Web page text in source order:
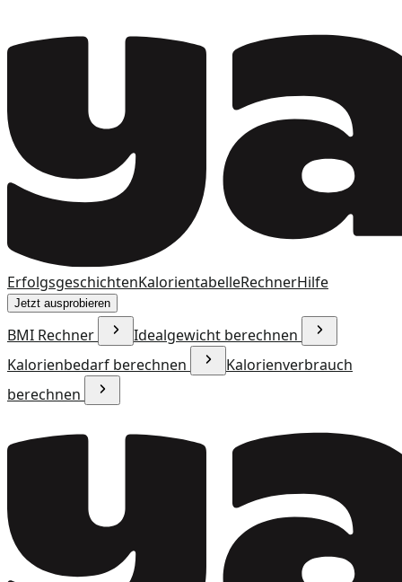
ErfolgsgeschichtenKalorientabelleRechnerHilfe
Jetzt ausprobieren
BMI Rechner
Idealgewicht berechnen
Kalorienbedarf berechnen
Kalorienverbrauch
berechnen